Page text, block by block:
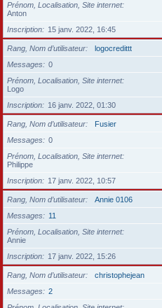
Prénom, Localisation, Site internet
Anton
Inscription
15 janv. 2022, 16:45
Rang, Nom d’utilisateur
logocredittt
Messages
0
Prénom, Localisation, Site internet
Logo
Inscription
16 janv. 2022, 01:30
Rang, Nom d’utilisateur
Fusier
Messages
0
Prénom, Localisation, Site internet
Philippe
Inscription
17 janv. 2022, 10:57
Rang, Nom d’utilisateur
Annie 0106
Messages
11
Prénom, Localisation, Site internet
Annie
Inscription
17 janv. 2022, 15:26
Rang, Nom d’utilisateur
christophejean
Messages
2